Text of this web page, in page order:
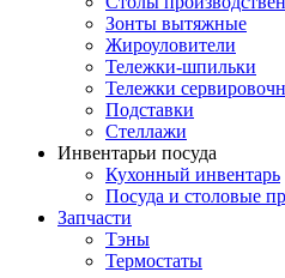
Зонты вытяжные
Жироуловители
Тележки-шпильки
Тележки
Подставки
Стеллажи
Инвентарьи посуда
Кухонный инвентарь
Посуда и столовые
Запчасти
Тэны
Термостаты